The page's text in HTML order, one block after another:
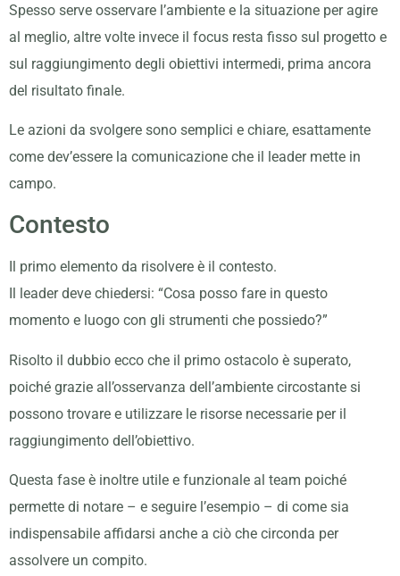
Spesso serve osservare l’ambiente e la situazione per agire
al meglio, altre volte invece il focus resta fisso sul progetto e
sul raggiungimento degli obiettivi intermedi, prima ancora
del risultato finale.
Le azioni da svolgere sono semplici e chiare, esattamente
come dev’essere la comunicazione che il leader mette in
campo.
Contesto
Il primo elemento da risolvere è il contesto.
Il leader deve chiedersi: “Cosa posso fare in questo
momento e luogo con gli strumenti che possiedo?”
Risolto il dubbio ecco che il primo ostacolo è superato,
poiché grazie all’osservanza dell’ambiente circostante si
possono trovare e utilizzare le risorse necessarie per il
raggiungimento dell’obiettivo.
Questa fase è inoltre utile e funzionale al team poiché
permette di notare – e seguire l’esempio – di come sia
indispensabile affidarsi anche a ciò che circonda per
assolvere un compito.